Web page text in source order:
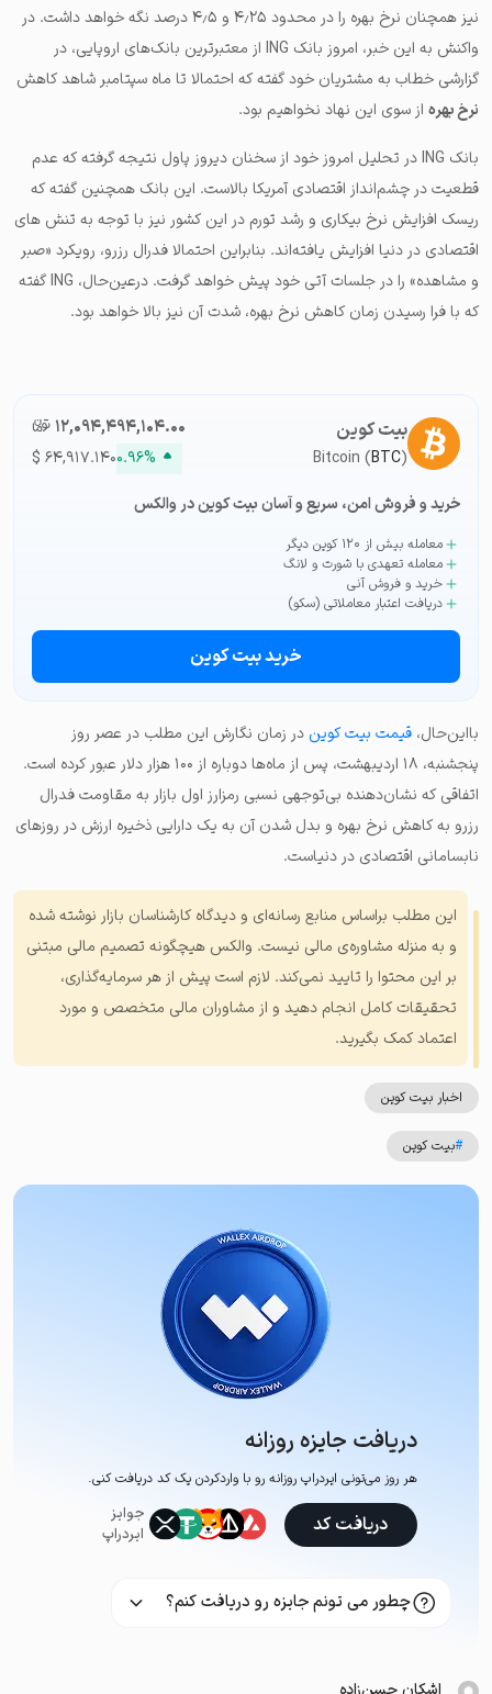
نیز همچنان نرخ بهره را در محدود ۴٫۲۵ و ۴٫۵ درصد نگه خواهد داشت. در
واکنش به این خبر، امروز بانک ING‌ از معتبرترین بانک‌های اروپایی، در
گزارشی خطاب به مشتریان خود گفته که احتمالا تا ماه سپتامبر شاهد کاهش
نرخ بهره از سوی این نهاد نخواهیم بود.
بانک ING‌ در تحلیل امروز خود از سخنان دیروز پاول نتیجه گرفته که عدم
قطعیت در چشم‌انداز اقتصادی آمریکا بالاست. این بانک همچنین گفته که
ریسک افزایش نرخ بیکاری و رشد تورم در این کشور نیز با توجه به تنش های
اقتصادی در دنیا افزایش یافته‌اند. بنابراین احتمالا فدرال رزرو، رویکرد «صبر
و مشاهده» را در جلسات آتی خود پیش خواهد گرفت. درعین‌حال، ING‌ گفته
که با فرا رسیدن زمان کاهش نرخ بهره، شدت آن نیز بالا خواهد بود.
بیت کوین
Bitcoin (BTC)
۱۲,۰۹۴,۴۹۴,۱۰۴.۰۰تومان-ء
$ ۶۴,۹۱۷.۱۴۰۰.۹۶%
خرید و فروش امن، سریع و آسان بیت کوین در والکس
معامله بیش از ۱۲۰ کوین دیگر
معامله تعهدی با شورت و لانگ
خرید و فروش آنی
دریافت اعتبار معاملاتی (سکو)
خرید بیت کوین
بااین‌حال، قیمت بیت کوین در زمان نگارش این مطلب در عصر روز
پنجشنبه، ۱۸ اردیبهشت، پس از ماه‌ها دوباره از ۱۰۰ هزار دلار عبور کرده است.
اتفاقی که نشان‌دهنده بی‌توجهی نسبی رمزارز اول بازار به مقاومت فدرال
رزرو به کاهش نرخ بهره و بدل شدن آن به یک دارایی ذخیره ارزش در روزهای
نابسامانی اقتصادی در دنیاست.
این مطلب براساس منابع رسانه‌ای و دیدگاه کارشناسان بازار نوشته شده
و به منزله مشاوره‌ی مالی نیست. والکس هیچگونه تصمیم مالی مبتنی
بر این محتوا را تایید نمی‌کند. لازم است پیش از هر سرمایه‌گذاری،
تحقیقات کامل انجام دهید و از مشاوران مالی متخصص و مورد
اعتماد کمک بگیرید.
اخبار بیت کوین
#بیت کوین
دریافت جایزه روزانه
هر روز می‌تونی ایردراپ روزانه رو با وارد‌کردن یک کد دریافت کنی.
جوایز
ایردراپ
دریافت کد
چطور می تونم جایزه رو دریافت کنم؟